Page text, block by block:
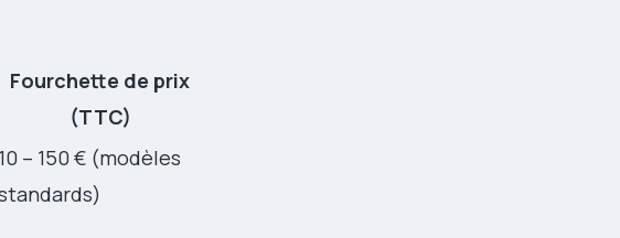
Fourchette de prix
(TTC)
10 – 150 € (modèles